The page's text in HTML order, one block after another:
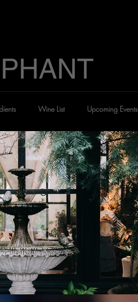
Wine List Upcoming Events